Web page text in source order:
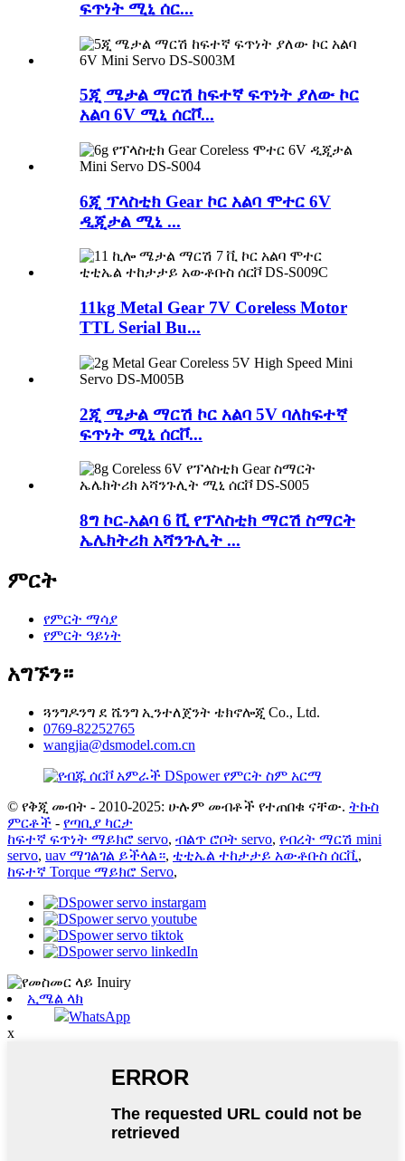
ፍጥነት ሚኒ ሰር...
5ጂ ሜታል ማርሽ ከፍተኛ ፍጥነት ያለው ኮር
አልባ 6V ሚኒ ሰርቮ...
6ጂ ፕላስቲክ Gear ኮር አልባ ሞተር 6V
ዲጂታል ሚኒ ...
11kg Metal Gear 7V Coreless Motor
TTL Serial Bu...
2ጂ ሜታል ማርሽ ኮር አልባ 5V ባለከፍተኛ
ፍጥነት ሚኒ ሰርቮ...
8ግ ኮር-አልባ 6 ቪ የፕላስቲክ ማርሽ ስማርት
ኤሌክትሪክ አሻንጉሊት ...
ምርት
የምርት ማሳያ
የምርት ዓይነት
አግኙን።
ጓንግዶንግ ደ ሼንግ ኢንተለጀንት ቴክኖሎጂ Co., Ltd.
0769-82252765
wangjia@dsmodel.com.cn
© የቅጂ መብት - 2010-2025: ሁሉም መብቶች የተጠበቁ ናቸው. ትኩስ
ምርቶች - የጣቢያ ካርታ
ከፍተኛ ፍጥነት ማይክሮ servo, ብልጥ ሮቦት servo, የብረት ማርሽ mini
servo, uav ማገልገል ይችላል።, ቲቲኤል ተከታታይ አውቶቡስ ሰርቪ,
ከፍተኛ Torque ማይክሮ Servo,
ኢሜል ላክ
WhatsApp
x